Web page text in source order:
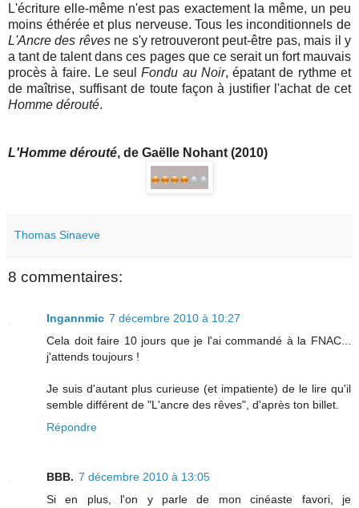
L'écriture elle-même n'est pas exactement la même, un peu
moins éthérée et plus nerveuse. Tous les inconditionnels de
L'Ancre des rêvesne s'y retrouveront peut-être pas, mais il y
a tant de talent dans ces pages que ce serait un fort mauvais
procès à faire. Le seulFondu au Noir, épatant de rythme et
de maîtrise, suffisant de toute façon à justifier l'achat de cet
Homme dérouté.
L'Homme dérouté, de Gaëlle Nohant (2010)
Thomas Sinaeve
8 commentaires:
Ingannmic 7 décembre 2010 à 10:27
Cela doit faire 10 jours que je l'ai commandé à la FNAC...
j'attends toujours !
Je suis d'autant plus curieuse (et impatiente) de le lire qu'il
semble différent de "L'ancre des rêves", d'après ton billet.
Répondre
BBB. 7 décembre 2010 à 13:05
Si en plus, l'on y parle de mon cinéaste favori, je